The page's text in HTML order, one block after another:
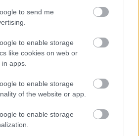
to send me
to enable storage
like cookies on web or
apps.
to enable storage
of the website or app.
to enable storage
Festival